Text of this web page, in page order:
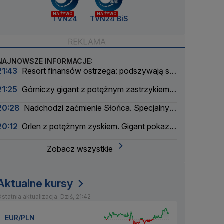
NA ŻYWO
TVN24
NA ŻYWO
TVN24 BiS
INFORMACJE:
Resort finansów ostrzega: podszywają się
Górniczy gigant z potężnym zastrzykiem
Nadchodzi zaćmienie Słońca. Specjalny
Orlen z potężnym zyskiem. Gigant pokazał
Zobacz wszystkie
kursy
aktualizacja: Dziś, 21:42
EUR/PLN